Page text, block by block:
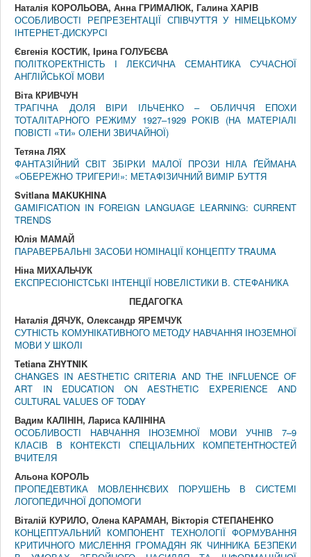
Наталія КОРОЛЬОВА, Анна ГРИМАЛЮК, Галина ХАРІВ
ОСОБЛИВОСТІ РЕПРЕЗЕНТАЦІЇ СПІВЧУТТЯ У НІМЕЦЬКОМУ
ІНТЕРНЕТ-ДИСКУРСІ
Євгенія КОСТИК, Ірина ГОЛУБЄВА
ПОЛІТКОРЕКТНІСТЬ І ЛЕКСИЧНА СЕМАНТИКА СУЧАСНОЇ
АНГЛІЙСЬКОЇ МОВИ
Віта КРИВЧУН
ТРАГІЧНА ДОЛЯ ВІРИ ІЛЬЧЕНКО – ОБЛИЧЧЯ ЕПОХИ
ТОТАЛІТАРНОГО РЕЖИМУ 1927–1929 РОКІВ (НА МАТЕРІАЛІ
ПОВІСТІ «ТИ» ОЛЕНИ ЗВИЧАЙНОЇ)
Тетяна ЛЯХ
ФАНТАЗІЙНИЙ СВІТ ЗБІРКИ МАЛОЇ ПРОЗИ НІЛА ҐЕЙМАНА
«ОБЕРЕЖНО ТРИГЕРИ!»: МЕТАФІЗИЧНИЙ ВИМІР БУТТЯ
Svitlana MAKUKHINA
GAMIFICATION IN FOREIGN LANGUAGE LEARNING: CURRENT
TRENDS
Юлія МАМАЙ
ПАРАВЕРБАЛЬНІ ЗАСОБИ НОМІНАЦІЇ КОНЦЕПТУ TRAUMA
Ніна МИХАЛЬЧУК
ЕКСПРЕСІОНІСТСЬКІ ІНТЕНЦІЇ НОВЕЛІСТИКИ В. СТЕФАНИКА
ПЕДАГОГКА
Наталія ДЯЧУК, Олександр ЯРЕМЧУК
СУТНІСТЬ КОМУНІКАТИВНОГО МЕТОДУ НАВЧАННЯ ІНОЗЕМНОЇ
МОВИ У ШКОЛІ
Тetiana ZHYTNIK
CHANGES IN AESTHETIC CRITERIA AND THE INFLUENCE OF
ART IN EDUCATION ON AESTHETIC EXPERIENCE AND
CULTURAL VALUES OF TODAY
Вадим КАЛІНІН, Лариса КАЛІНІНА
ОСОБЛИВОСТІ НАВЧАННЯ ІНОЗЕМНОЇ МОВИ УЧНІВ 7–9
КЛАСІВ В КОНТЕКСТІ СПЕЦІАЛЬНИХ КОМПЕТЕНТНОСТЕЙ
ВЧИТЕЛЯ
Альона КОРОЛЬ
ПРОПЕДЕВТИКА МОВЛЕННЄВИХ ПОРУШЕНЬ В СИСТЕМІ
ЛОГОПЕДИЧНОЇ ДОПОМОГИ
Віталій КУРИЛО, Олена КАРАМАН, Вікторія СТЕПАНЕНКО
КОНЦЕПТУАЛЬНИЙ КОМПОНЕНТ ТЕХНОЛОГІЇ ФОРМУВАННЯ
КРИТИЧНОГО МИСЛЕННЯ ГРОМАДЯН ЯК ЧИННИКА БЕЗПЕКИ